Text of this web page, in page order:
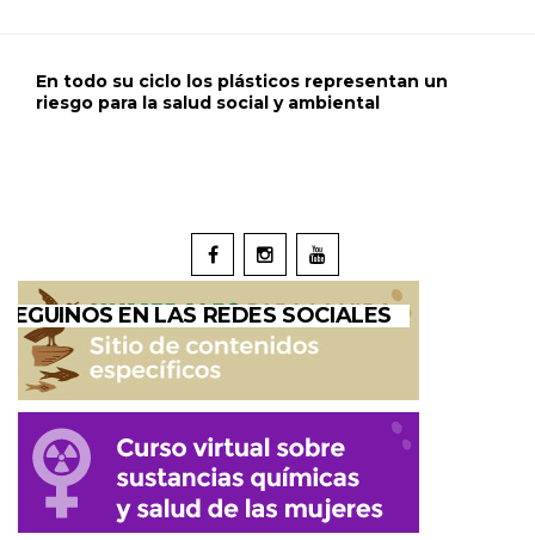
En todo su ciclo los plásticos representan un
riesgo para la salud social y ambiental
SEGUINOS EN LAS REDES SOCIALES